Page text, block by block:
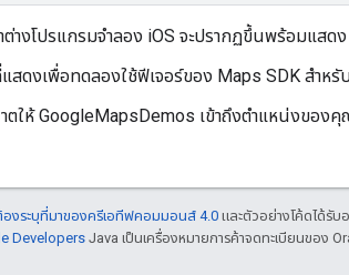
ต่างโปรแกรมจำลอง iOS จะปรากฏขึ้นพร้อมแสดง
สดงเพื่อทดลองใช้ฟีเจอร์ของ Maps SDK สำหรั
ตให้ GoogleMapsDemos เข้าถึงตำแหน่งของคุ
งระบุที่มาของครีเอทีฟคอมมอนส์ 4.0และตัวอย่างโค้ดได้รับ
Developers Java เป็นเครื่องหมายการค้าจดทะเบียนของ